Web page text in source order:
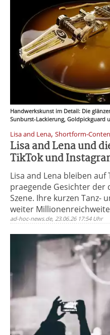
Handwerkskunst im Detail: Die
Sunburst-Lackierung, Goldpickguard
Lisa and Lena, Shortform-
Lisa and Lena und
TikTok und
Lisa and Lena bleiben
praegende Gesichter der
Szene. Ihre kurzen Tanz-
weiter
ad-hoc-news.de, 23.06.26 17:54 Uhr